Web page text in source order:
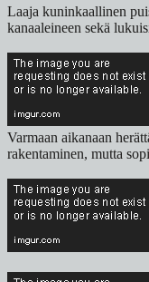
Laaja kuninkaallinen
kanaaleineen sekä
Varmaan aikanaan
rakentaminen, mutta